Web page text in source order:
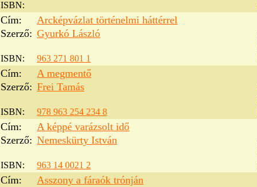
ISBN:
Cím:
Arcképvázlat történelmi háttérrel
Szerző: Gyurkó László
ISBN:
963 271 801 1
Cím:
A megmentő
Szerző: Frei Tamás
ISBN:
978 963 254 234 8
Cím:
A képpé varázsolt idő
Szerző: Nemeskürty István
ISBN:
963 14 0021 2
Cím:
Asszony a fáraók trónján